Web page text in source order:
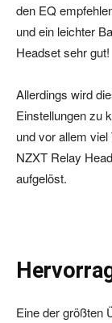
den EQ
und ein leichter
Headset sehr gut!
Allerdings wird
Einstellungen zu
und vor allem
NZXT Relay
aufgelöst.
Eine der größten